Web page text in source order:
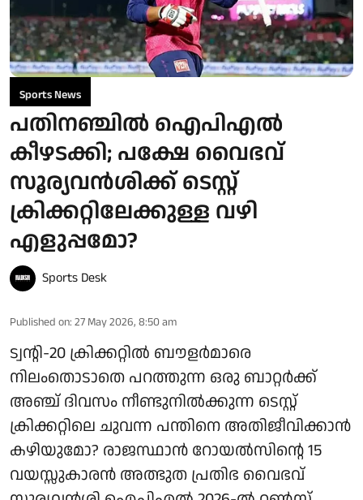
Sports News
പതിനഞ്ചില്‍ ഐപിഎല്‍
കീഴടക്കി; പക്ഷേ വൈഭവ്
സൂര്യവൻശിക്ക് ടെസ്റ്റ്
ക്രിക്കറ്റിലേക്കുള്ള വഴി
എളുപ്പമോ?
Sports Desk
Published on: 27 May 2026, 8:50 am
ട്വന്റി-20 ക്രിക്കറ്റില്‍ ബൗളര്‍മാരെ
നിലംതൊടാതെ പറത്തുന്ന ഒരു ബാറ്റര്‍ക്ക്
അഞ്ച് ദിവസം നീണ്ടുനില്‍ക്കുന്ന ടെസ്റ്റ്
ക്രിക്കറ്റിലെ ചുവന്ന പന്തിനെ അതിജീവിക്കാന്‍
കഴിയുമോ? രാജസ്ഥാന്‍ റോയല്‍സിന്റെ 15
വയസ്സുകാരന്‍ അത്ഭുത പ്രതിഭ വൈഭവ്